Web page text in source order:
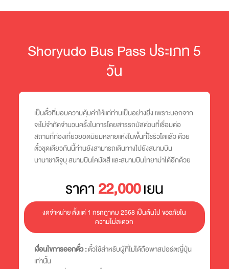
เป็นตั๋วที่มอบความคุ้มค่าให้แก่ท่านเป็นอย่างยิ่ง เพราะนอกจาก
จะไม่จำกัดจำนวนครั้งในการโดยสารรถบัสด่วนที่เชื่อมต่อ
สถานที่ท่องเที่ยวยอดนิยมหลายแห่งในพื้นที่โชริวโดแล้ว ด้วย
ตั๋วชุดเดียวกันนี้ท่านยังสามารถเดินทางไปยังสนามบิน
นานาชาติจูบุ สนามบินโคมัตสึ และสนามบินโทยาม่าได้อีกด้วย
ราคา22,000เยน
งดจำหน่าย ตั้งแต่ 1 กรกฎาคม 2568 เป็นต้นไป ขออภัยใน
ความไม่สะดวก
เงื่อนไขการออกตั๋ว :ตั๋วใช้สำหรับผู้ที่ไม่ได้ถือพาสปอร์ตญี่ปุ่น
เท่านั้น
Shoryudo Bus Pass ประเภท 5
วัน